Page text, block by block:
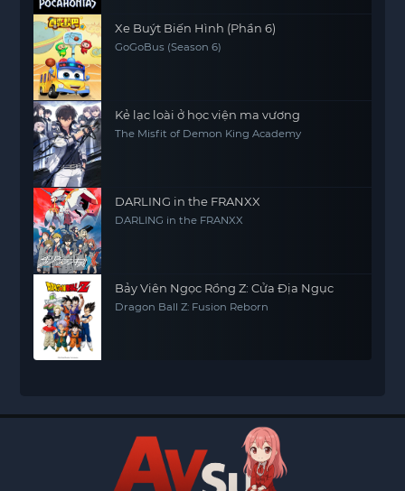
Xe Buýt Biến Hình (Phần 6)
GoGoBus (Season 6)
Kẻ lạc loài ở học viện ma vương
The Misfit of Demon King Academy
DARLING in the FRANXX
DARLING in the FRANXX
Bảy Viên Ngọc Rồng Z: Cửa Địa Ngục
Dragon Ball Z: Fusion Reborn